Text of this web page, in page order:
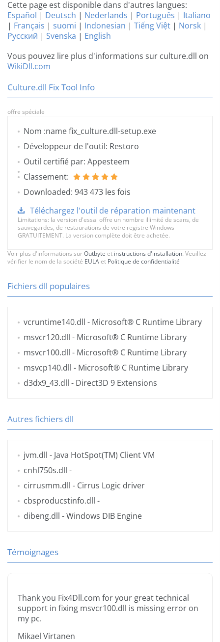
Cette page est disponible dans d'autres langues:
Español | Deutsch | Nederlands | Português | Italiano
| Français | suomi | Indonesian | Tiếng Việt | Norsk |
Русский | Svenska | English
Vous pouvez lire plus d'informations sur culture.dll on
WikiDll.com
Culture.dll Fix Tool Info
offre spéciale
Nom :name fix_culture.dll-setup.exe
Développeur de l'outil: Restoro
Outil certifié par: Appesteem
Classement:
Downloaded: 943 473 les fois
Téléchargez l'outil de réparation maintenant
Limitations: la version d'essai offre un nombre illimité de scans, de
sauvegardes, de restaurations de votre registre Windows
GRATUITEMENT. La version complète doit être achetée.
Voir plus d'informations surOutbyte et instructions d'installation. Veuillez
vérifier le nom de la société EULAet Politique de confidentialité
Fichiers dll populaires
vcruntime140.dll - Microsoft® C Runtime Library
msvcr120.dll - Microsoft® C Runtime Library
msvcr100.dll - Microsoft® C Runtime Library
msvcp140.dll - Microsoft® C Runtime Library
d3dx9_43.dll - Direct3D 9 Extensions
Autres fichiers dll
jvm.dll - Java HotSpot(TM) Client VM
cnhl750s.dll -
cirrusmm.dll - Cirrus Logic driver
cbsproducstinfo.dll -
dibeng.dll - Windows DIB Engine
Témoignages
Thank you Fix4Dll.com for your great technical
support in fixing msvcr100.dll is missing error on
my pc.
Mikael Virtanen